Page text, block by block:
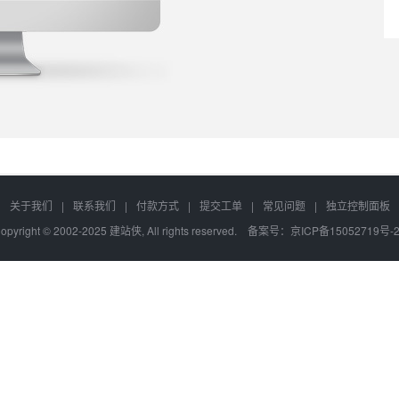
关于我们 | 联系我们 | 付款方式 | 提交工单 | 常见问题 |
独立控制面板
© 2002-2025 建站侠, All rights reserved. 备案号： 京ICP备15052719号-